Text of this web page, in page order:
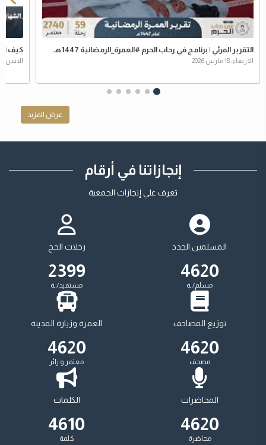
التقرير المرئي | برنامج في رحاب الحرم ⁧‫#العمرة_الرمضانية‬⁩ 1447هـ
الاربعاء، 18 مارس 2026
كيف
الاثنين، 16 مارس 2026
عرض المزيد
إنجازاتنا في أرقام
تعرف علي إنجازات الجمعية
المسلمين الجدد
5390
مسلم/ ـة
رحلات الحج
2399
مستفيد/ ـة
توزيع المصاحف
5390
مصحف
العمرة وزيارة المدينة
5390
معتمر و زائر
المحاضرات
4632
محاضرة
الكلمات
5390
كلمة